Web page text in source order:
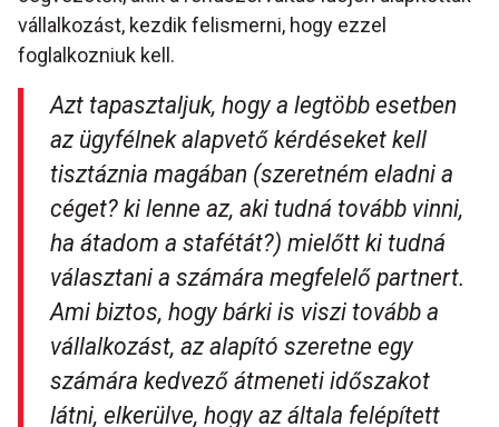
vállalkozást, kezdik felismerni, hogy ezzel
foglalkozniuk kell.
Azt tapasztaljuk, hogy a legtöbb esetben
az ügyfélnek alapvető kérdéseket kell
tisztáznia magában (szeretném eladni a
céget? ki lenne az, aki tudná tovább vinni,
ha átadom a stafétát?) mielőtt ki tudná
választani a számára megfelelő partnert.
Ami biztos, hogy bárki is viszi tovább a
vállalkozást, az alapító szeretne egy
számára kedvező átmeneti időszakot
látni, elkerülve, hogy az általa felépített